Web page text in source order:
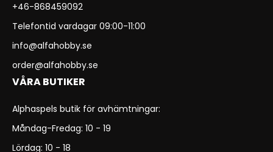
+46-868459092
Telefontid vardagar 09:00-11:00
info@alfahobby.se
order@alfahobby.se
VÅRA BUTIKER
Alphaspels butik för avhämtningar:
Måndag-Fredag: 10 - 19
Lördag: 10 - 18